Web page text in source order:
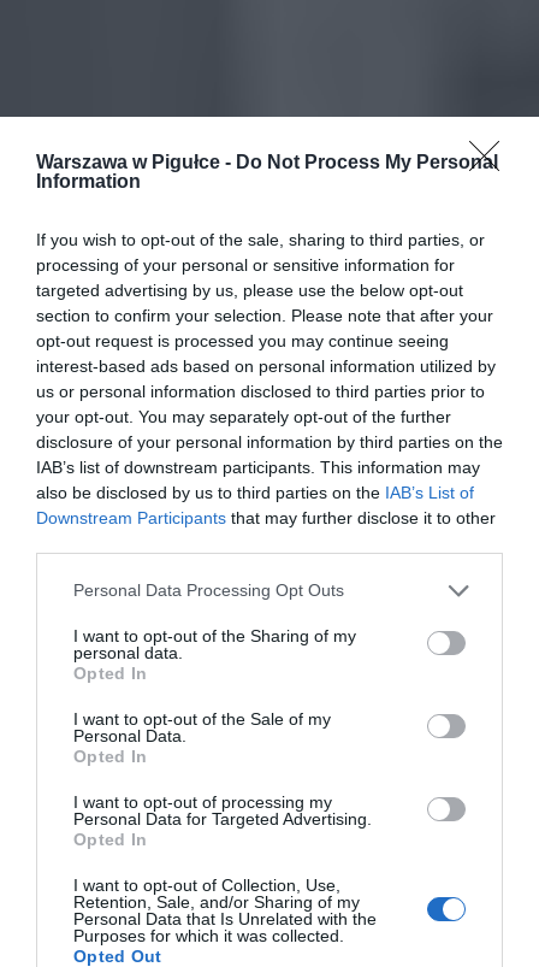
Warszawa w Pigułce - Do Not Process My Personal
Information
If you wish to opt-out of the sale, sharing to third parties, or
processing of your personal or sensitive information for
targeted advertising by us, please use the below opt-out
section to confirm your selection. Please note that after your
opt-out request is processed you may continue seeing
interest-based ads based on personal information utilized by
us or personal information disclosed to third parties prior to
your opt-out. You may separately opt-out of the further
disclosure of your personal information by third parties on the
IAB’s list of downstream participants. This information may
also be disclosed by us to third parties on the IAB’s List of
Downstream Participants that may further disclose it to other
Personal Data Processing Opt Outs
I want to opt-out of the Sharing of my
personal data.
Opted In
I want to opt-out of the Sale of my
Personal Data.
Opted In
I want to opt-out of processing my
Personal Data for Targeted Advertising.
Opted In
I want to opt-out of Collection, Use,
Retention, Sale, and/or Sharing of my
Personal Data that Is Unrelated with the
Purposes for which it was collected.
Opted Out